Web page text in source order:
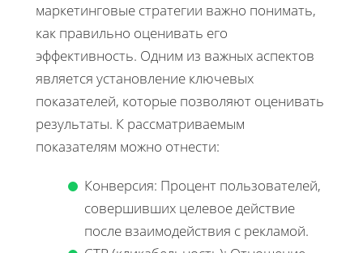
маркетинговые стратегии важно понимать,
как правильно оценивать его
эффективность. Одним из важных аспектов
является установление ключевых
показателей, которые позволяют оценивать
результаты. К рассматриваемым
показателям можно отнести:
Конверсия: Процент пользователей,
совершивших целевое действие
после взаимодействия с рекламой.